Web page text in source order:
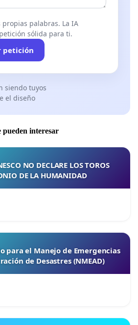
propias palabras. La IA
sólida para ti.
petición
siendo tuyos
el diseño
pueden interesar
NO DECLARE LOS TOROS
DE LA HUMANIDAD
para el Manejo de Emergencias
de Desastres (NMEAD)